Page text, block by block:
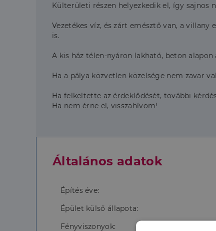
Külterületi részen helyezkedik el, így sajnos
Vezetékes víz, és zárt emésztő van, a
is.
A kis ház télen-nyáron lakható, beton
Ha a pálya közvetlen közelsége nem zavar
Ha felkeltette az érdeklődését, további
Ha nem érne el, visszahívom!
Általános adatok
Építés éve:
Épület külső állapota:
Fényviszonyok: